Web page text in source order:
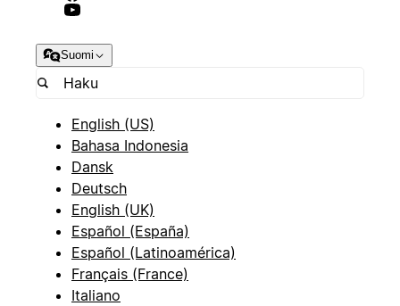
Suomi
English (US)
Bahasa Indonesia
Dansk
Deutsch
English (UK)
Español (España)
Español (Latinoamérica)
Français (France)
Italiano